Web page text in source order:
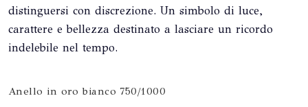
distinguersi con discrezione. Un simbolo di luce,
carattere e bellezza destinato a lasciare un ricordo
indelebile nel tempo.
Anello in oro bianco 750/1000